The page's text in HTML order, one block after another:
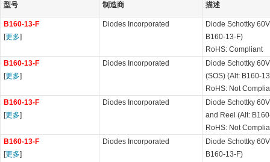
型号 制造商 描述
B160-13-F
[更多]
Diodes Incorporated
Diode Schottky
B160-13-F)
RoHS: Compliant
B160-13-F
[更多]
Diodes Incorporated
Diode Schottky
(SOS) (Alt: B160-
RoHS: Not
B160-13-F
[更多]
Diodes Incorporated
Diode Schottky
and Reel (Alt:
RoHS: Not
B160-13-F
[更多]
Diodes Incorporated
Diode Schottky
B160-13-F)